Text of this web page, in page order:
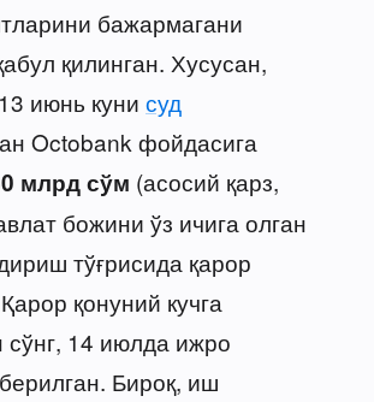
бажармагани
қилинган. Хусусан,
июнь куни суд
Octobank фойдасига
млрд сўм (асосий қарз,
божини ўз ичига олган
тўғрисида қарор
қонуний кучга
сўнг, 14 июлда ижро
Бироқ, иш